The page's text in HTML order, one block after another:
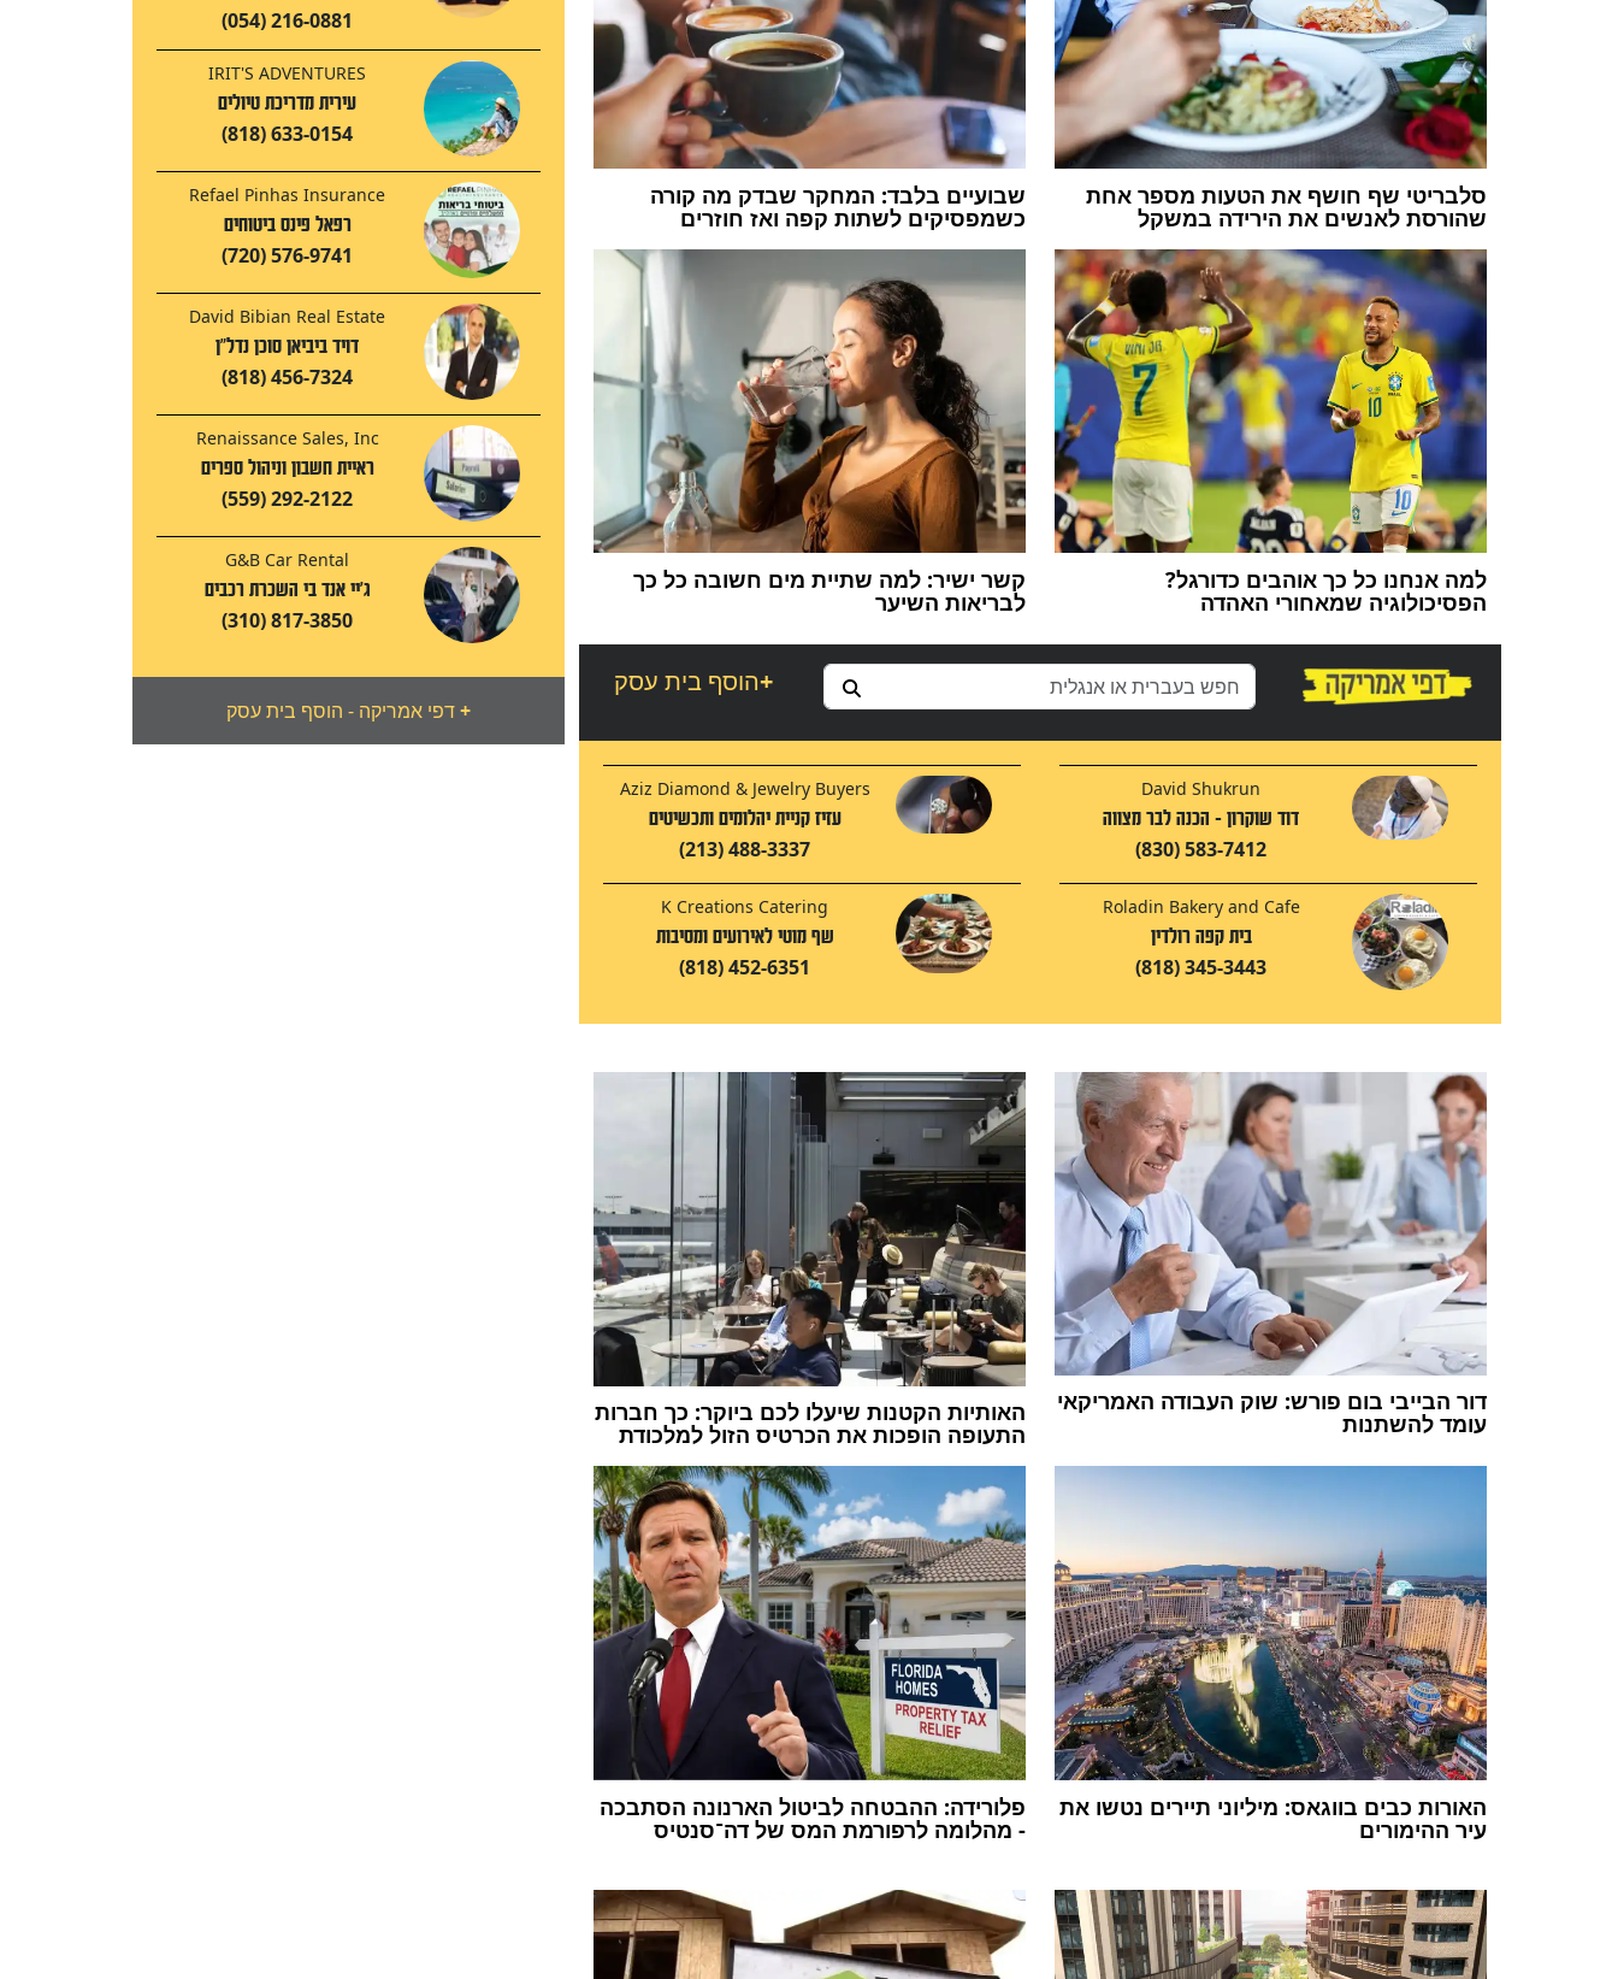
(054) 216-0881
IRIT'S ADVENTURES
עירית מדריכת טיולים
(818) 633-0154
Refael Pinhas Insurance
רפאל פינס ביטוחים
(720) 576-9741
David Bibian Real Estate
דויד ביביאן סוכן נדל"ן
(818) 456-7324
Renaissance Sales, Inc
ראיית חשבון וניהול ספרים
(559) 292-2122
G&B Car Rental
ג'יי אנד בי השכרת רכבים
(310) 817-3850
דפי אמריקה - הוסף בית עסק+
שבועיים בלבד: המחקר שבדק מה קורה
כשמפסיקים לשתות קפה ואז חוזרים
סלבריטי שף חושף את הטעות מספר אחת
שהורסת לאנשים את הירידה במשקל
קשר ישיר: למה שתיית מים חשובה כל כך
לבריאות השיער
למה אנחנו כל כך אוהבים כדורגל?
הפסיכולוגיה שמאחורי האהדה
הוסף בית עסק+
Aziz Diamond & Jewelry Buyers
עזיז קניית יהלומים ותכשיטים
(213) 488-3337
David Shukrun
דוד שוקרון - הכנה לבר מצווה
(830) 583-7412
K Creations Catering
שף מוטי לאירועים ומסיבות
(818) 452-6351
Roladin Bakery and Cafe
בית קפה רולדין
(818) 345-3443
האותיות הקטנות שיעלו לכם ביוקר: כך חברות
התעופה הופכות את הכרטיס הזול למלכודת
דור הבייבי בום פורש: שוק העבודה האמריקאי
עומד להשתנות
פלורידה: ההבטחה לביטול הארנונה הסתבכה
- מהלומה לרפורמת המס של דה־סנטיס
האורות כבים בווגאס: מיליוני תיירים נטשו את
עיר ההימורים